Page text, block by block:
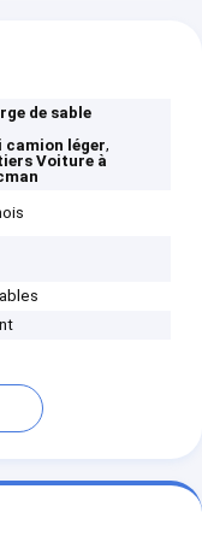
de sable
camion léger,
Voiture à